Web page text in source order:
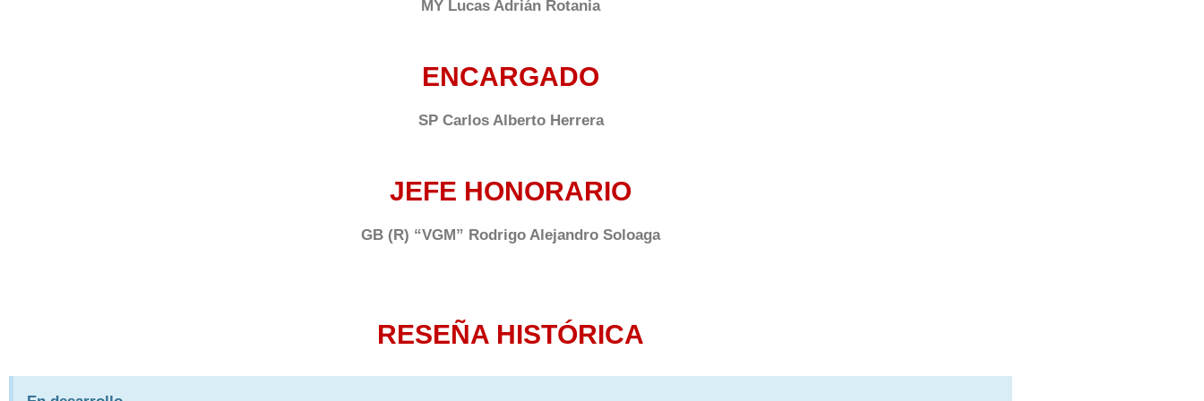
MY Lucas Adrián Rotania
ENCARGADO
SP Carlos Alberto Herrera
JEFE HONORARIO
GB (R) “VGM” Rodrigo Alejandro Soloaga
RESEÑA HISTÓRICA